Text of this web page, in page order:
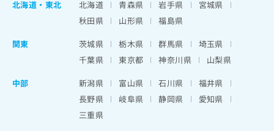
北海道 ・ 東北 北海道 青森県 岩手県
宮城県
秋田県
山形県
福島県
関東
茨城県 栃木県 群馬県
埼玉県
千葉県
東京都 神奈川県
山梨県
中部
新潟県 富山県 石川県
福井県
長野県
岐阜県 静岡県
愛知県
三重県